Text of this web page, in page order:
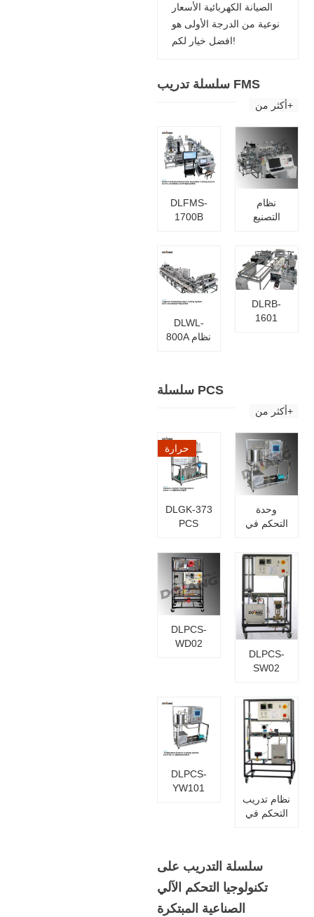
الصيانة الكهربائية الأسعار
نوعية من الدرجة الأولى هو
افضل خيار لكم!
سلسلة تدريب FMS
أكثر من+
DLFMS-
1700B
الإنتاج
الصناعي
الحديث
نظام
التصنيع
8000
DLWL-
800A نظام
المعيارية
DLRB-
1601
الميكاترونكس
سلسلة PCS
أكثر من+
حرارة
DLGK-373
PCS
التدريب
التعليمي
نظام
التحكم في
مستوى
التعليمية
المتكاملة
وحدة
التحكم في
الحرارة
DLPCS-
WDMK
لمعدات
التعليم
المهني
DLPCS-
WD02
الحرارة من
DLGK-
YL101
مدرب
التحكم في
عملية
الضغط
DLPCS-
SW02
التحكم في
مستوى
السائل
DLPCS-
YW101
العمليات
نظام تدريب
التحكم في
سلسلة التدريب على
تكنولوجيا التحكم الآلي
الصناعية المبتكرة